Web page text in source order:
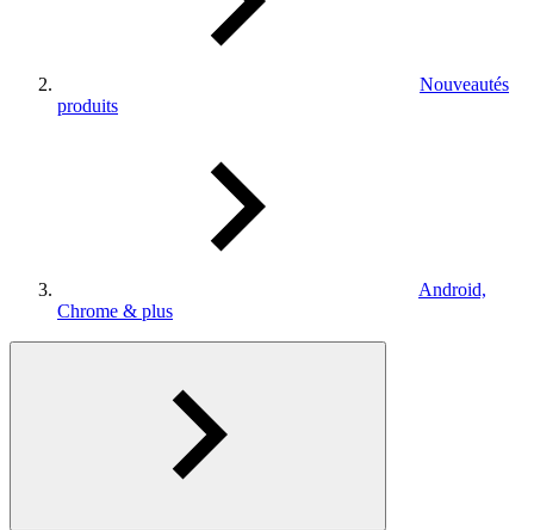
Nouveautés
produits
Android,
Chrome & plus